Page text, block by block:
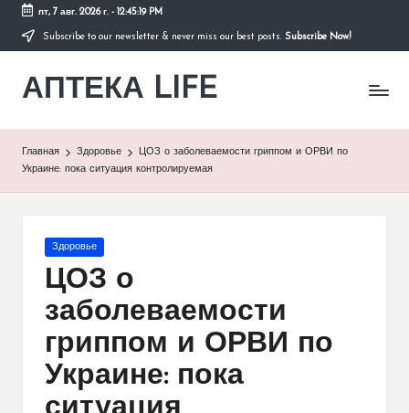
Перейти
содержимому
пт, 7 авг. 2026 г.- 12:45:19 PM
Subscribe to our newsletter & never miss our best posts. Subscribe Now!
АПТЕКА LIFE
сайт
здоровом
Главная Здоровье
ЦОЗ о заболеваемости гриппом и ОРВИ по
Украине: пока ситуация контролируемая
Опубликовано
Здоровье
ЦОЗ о
заболеваемости
гриппом и ОРВИ по
Украине: пока